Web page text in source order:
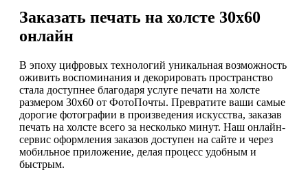
Заказать печать на холсте 30х60
онлайн
В эпоху цифровых технологий уникальная возможность
оживить воспоминания и декорировать пространство
стала доступнее благодаря услуге печати на холсте
размером 30х60 от ФотоПочты. Превратите ваши самые
дорогие фотографии в произведения искусства, заказав
печать на холсте всего за несколько минут. Наш онлайн-
сервис оформления заказов доступен на сайте и через
мобильное приложение, делая процесс удобным и
быстрым.